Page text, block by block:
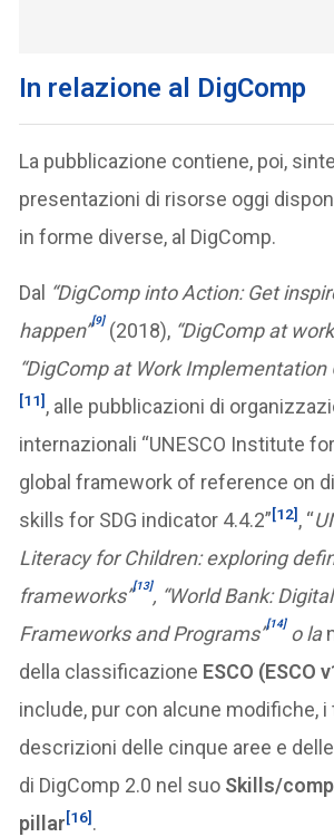
In relazione al DigComp
La pubblicazione contiene, poi,
presentazioni di risorse oggi
in forme diverse, al DigComp.
Dal “DigComp into Action: Get
happen”[9] (2018), “DigComp at
“DigComp at Work Implementation
[11] , alle pubblicazioni di
internazionali “UNESCO Institute
global framework of reference on
skills for SDG indicator 4.4.2”[12] , “
Literacy for Children: exploring
frameworks”[13], “World Bank:
Frameworks and Programs”[14] o la
della classificazione ESCO (ESCO
include, pur con alcune modifiche, i
descrizioni delle cinque aree e
di DigComp 2.0 nel suo Skills/
pillar[16] .